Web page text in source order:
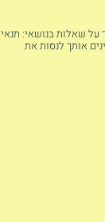
על שאלות בנושאי: תנאי
אותך לנסות את